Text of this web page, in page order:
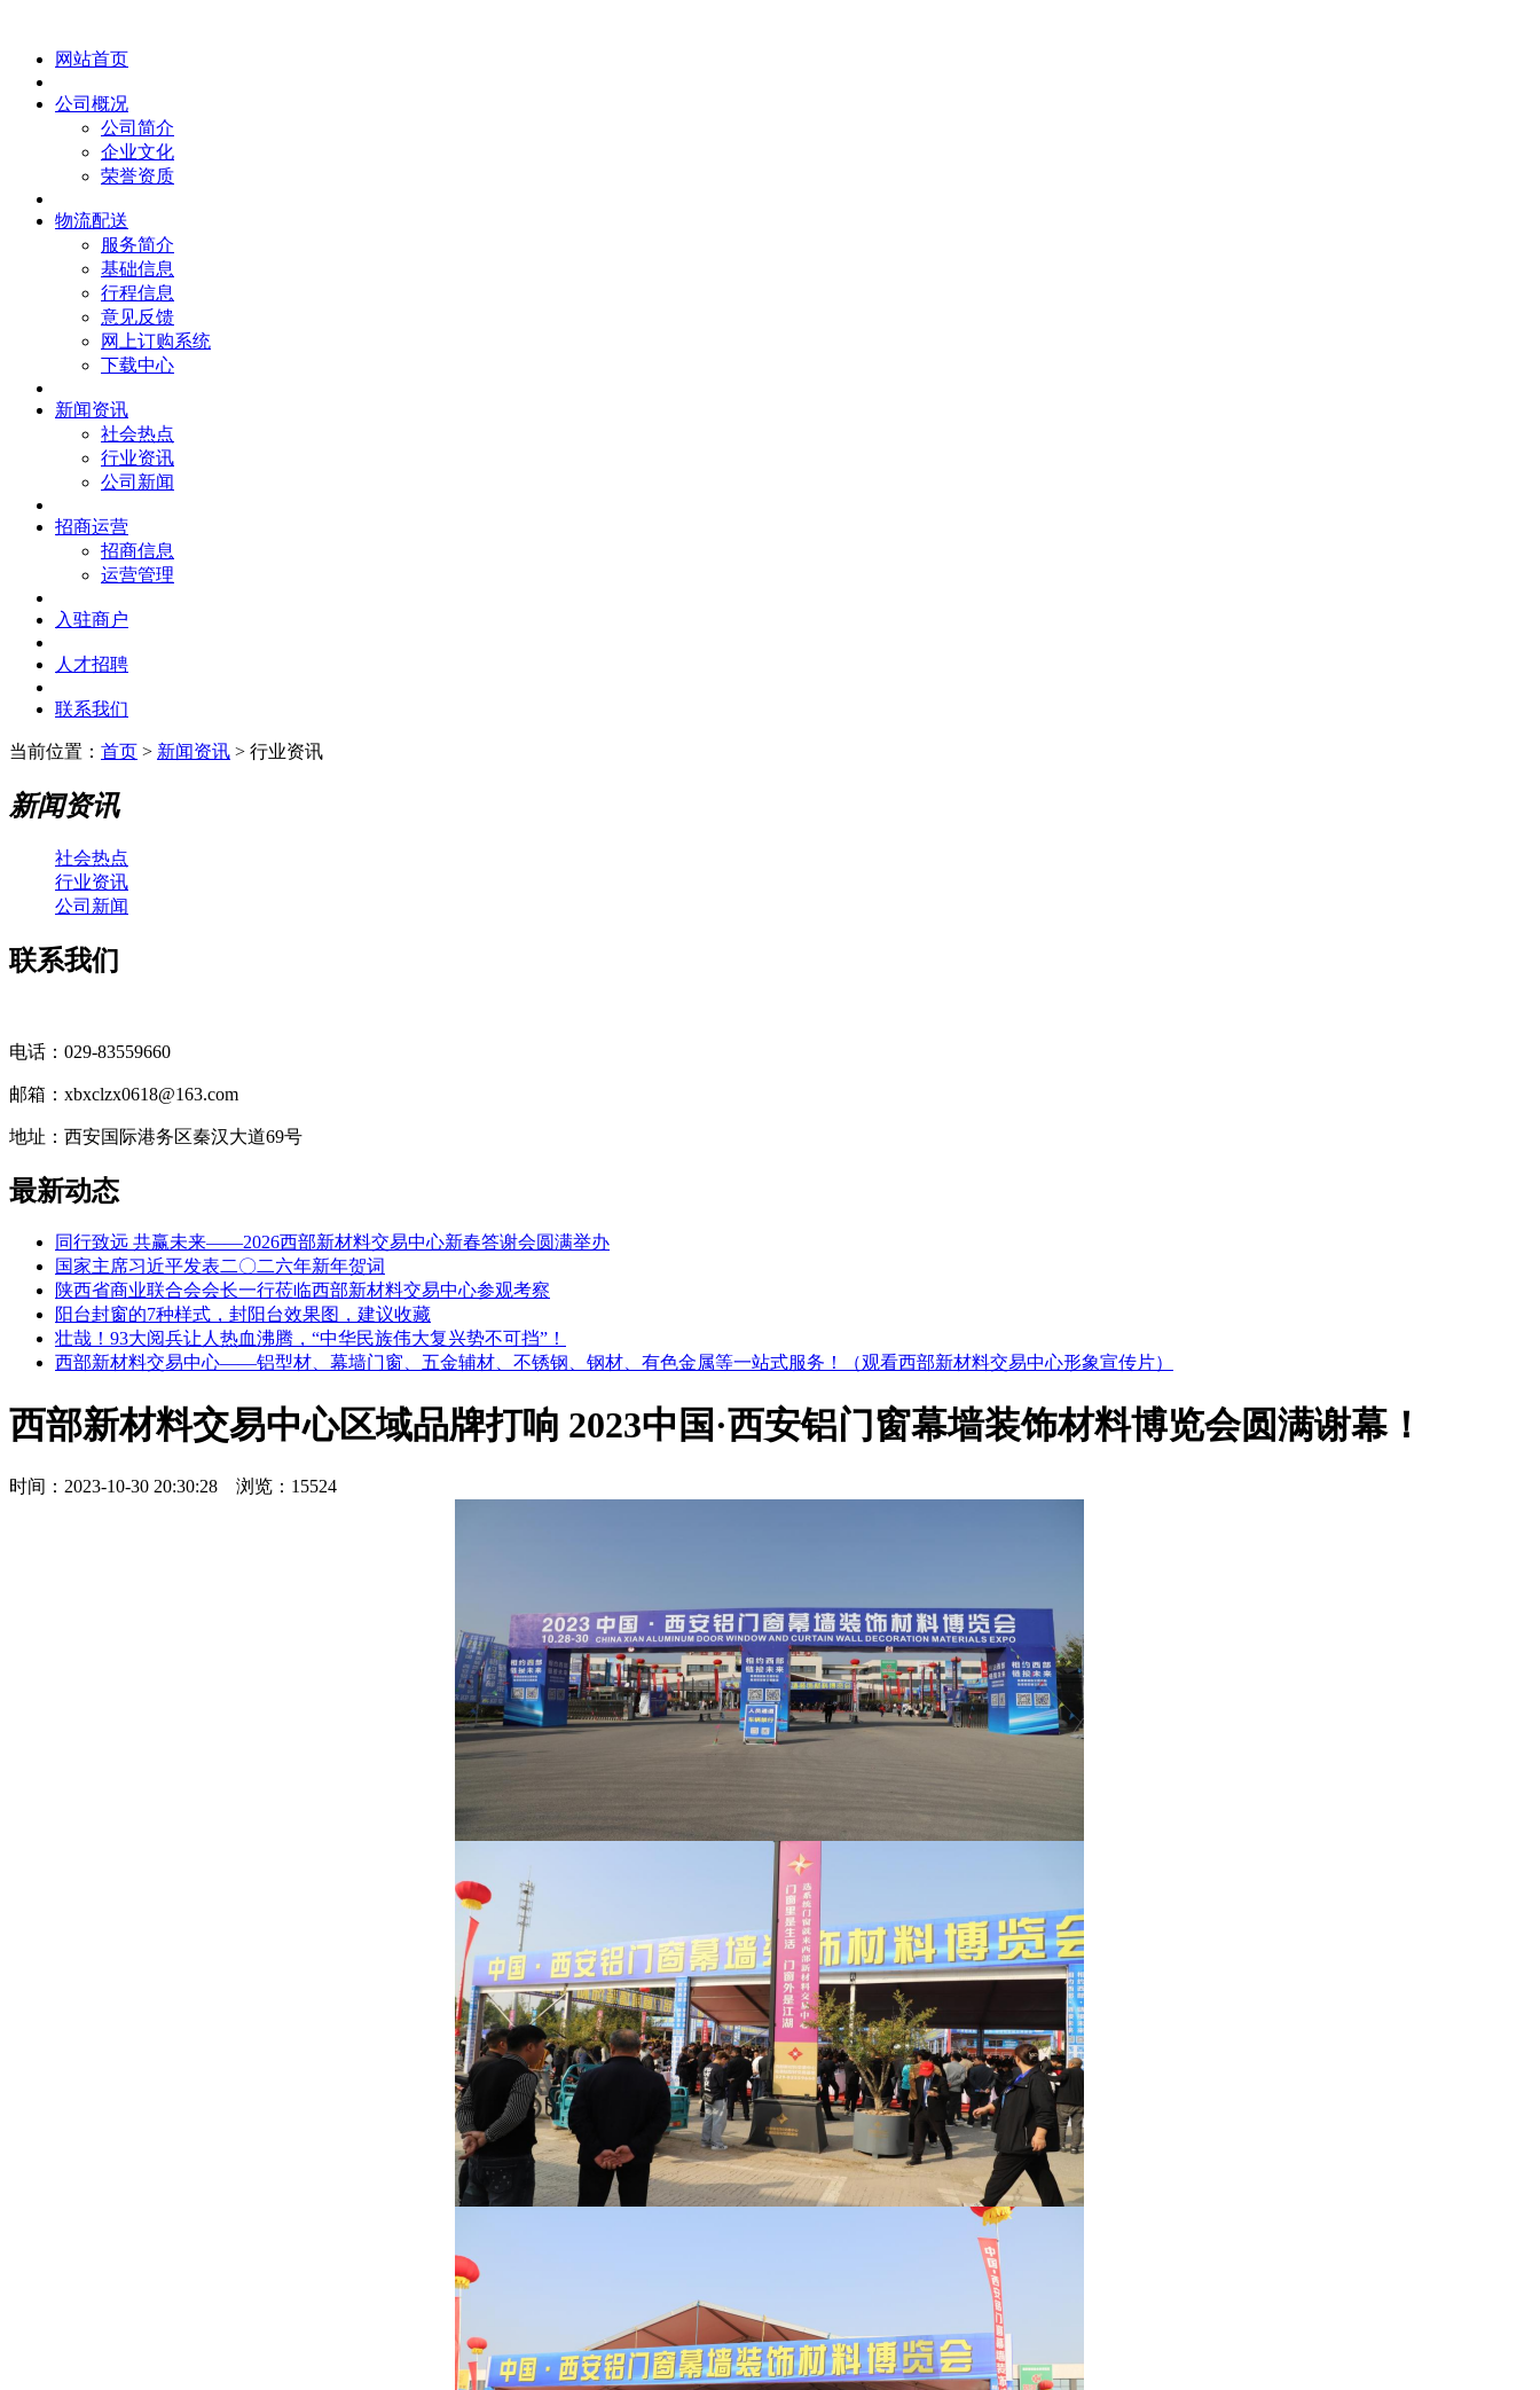
网站首页
公司概况
公司简介
企业文化
荣誉资质
物流配送
服务简介
基础信息
行程信息
意见反馈
网上订购系统
下载中心
新闻资讯
社会热点
行业资讯
公司新闻
招商运营
招商信息
运营管理
入驻商户
人才招聘
联系我们
当前位置： 首页 > 新闻资讯 > 行业资讯
新闻资讯
社会热点
行业资讯
公司新闻
联系我们
电话：029-83559660
邮箱：xbxclzx0618@163.com
地址：西安国际港务区秦汉大道69号
最新动态
同行致远 共赢未来——2026西部新材料交易中心新春答谢会圆满举办
国家主席习近平发表二〇二六年新年贺词
陕西省商业联合会会长一行莅临西部新材料交易中心参观考察
阳台封窗的7种样式，封阳台效果图，建议收藏
壮哉！93大阅兵让人热血沸腾，“中华民族伟大复兴势不可挡”！
西部新材料交易中心——铝型材、幕墙门窗、五金辅材、不锈钢、钢材、有色金属等一站式服务！（观看西部新材料交易中心形象宣传片）
西部新材料交易中心区域品牌打响 2023中国·西安铝门窗幕墙装饰材料博览会圆满谢幕！
时间：2023-10-30 20:30:28 浏览：15524